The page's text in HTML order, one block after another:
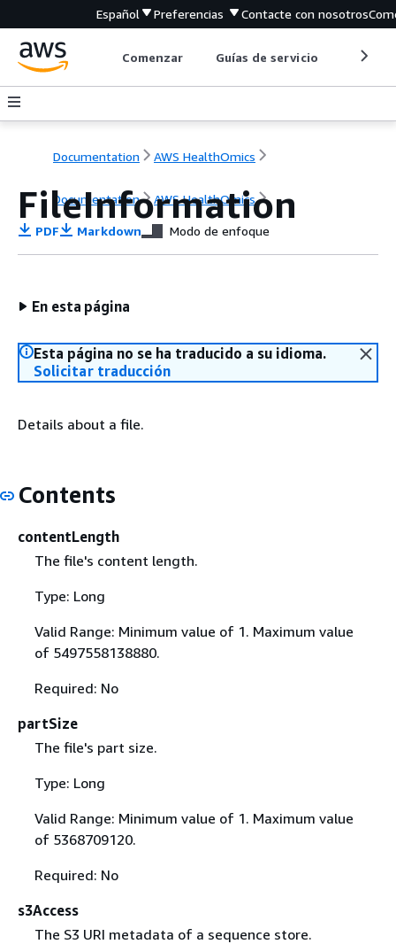
Español Preferencias Contacte con nosotros
Comenzar Guías de servicio
Documentation AWS HealthOmics
Documentation AWS HealthOmics
FileInformation
PDF Markdown Modo de enfoque
En esta página
Esta página no se ha traducido a su idioma.
Solicitar traducción
Details about a file.
Contents
contentLength
The file's content length.
Type: Long
Valid Range: Minimum value of 1. Maximum value
of 5497558138880.
Required: No
partSize
The file's part size.
Type: Long
Valid Range: Minimum value of 1. Maximum value
of 5368709120.
Required: No
s3Access
The S3 URI metadata of a sequence store.